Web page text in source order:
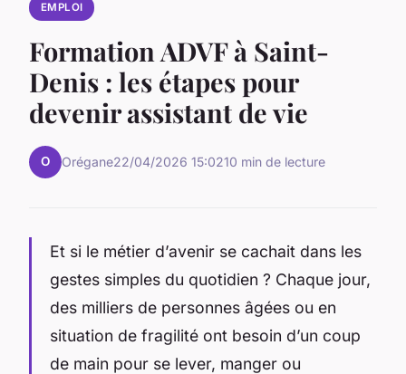
EMPLOI
Formation ADVF à Saint-
Denis : les étapes pour
devenir assistant de vie
O Orégane22/04/2026 15:0210 min de lecture
Et si le métier d’avenir se cachait dans les
gestes simples du quotidien ? Chaque jour,
des milliers de personnes âgées ou en
situation de fragilité ont besoin d’un coup
de main pour se lever, manger ou